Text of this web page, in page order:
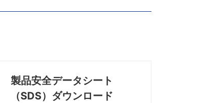
製品安全データシート
（SDS）ダウンロード